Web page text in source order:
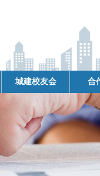
城建校友会 合